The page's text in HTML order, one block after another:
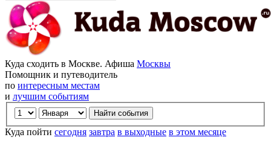
Куда сходить в Москве. Афиша Москвы
Помощник и путеводитель
по интересным местам
и лучшим событиям
Куда пойти сегодня завтра в выходные в этом месяце